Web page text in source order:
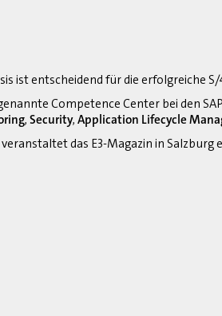
ist entscheidend für die erfolgreiche
Competence Center bei den
, Security, Application Lifecycle
das E3-Magazin in